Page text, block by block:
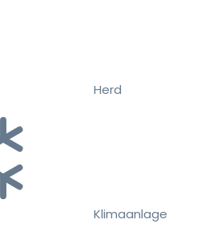
Herd
Klimaanlage